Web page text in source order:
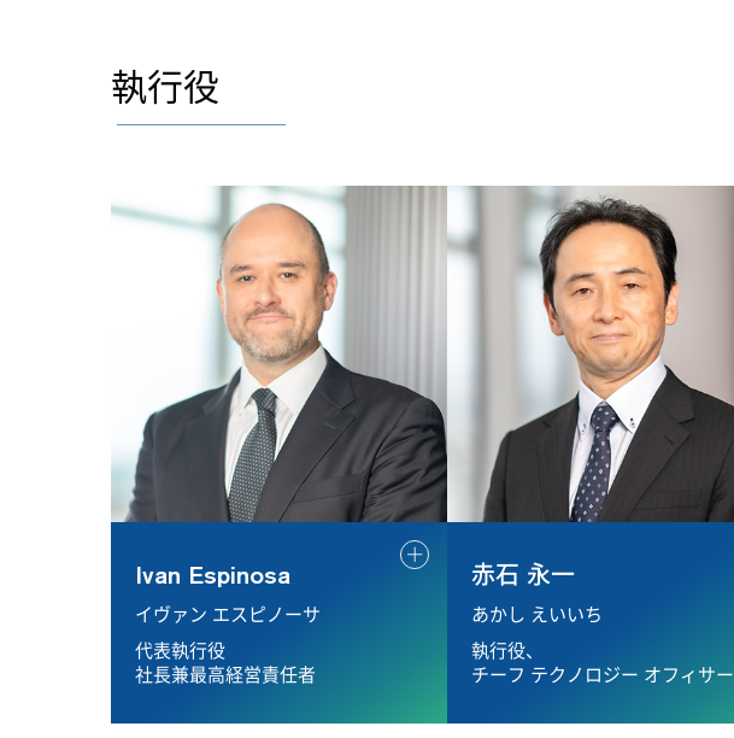
執行役
Ivan Espinosa
イヴァン エスピノーサ
代表執行役
社長兼最高経営責任者
赤石 永一
あかし えいいち
執行役、
チーフ テクノロジー オフィサー